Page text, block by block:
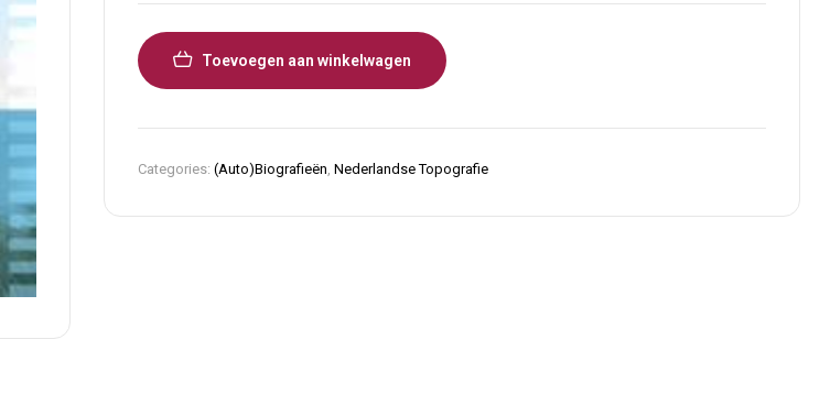
Toevoegen aan winkelwagen
Categories: (Auto)Biografieën Nederlandse Topografie